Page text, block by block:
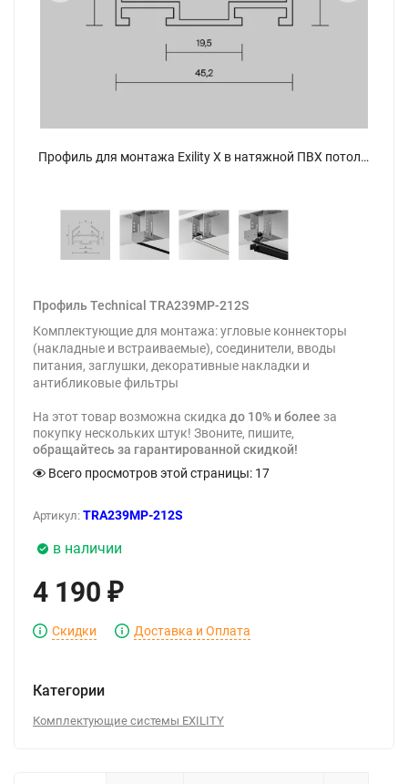
Профиль для монтажа Exility X в натяжной ПВХ потолок, 2м (Серебро) TRA239MP-212S - фото
Профиль Technical TRA239MP-212S
Комплектующие для монтажа: угловые коннекторы
(накладные и встраиваемые), соединители, вводы
питания, заглушки, декоративные накладки и
антибликовые фильтры
На этот товар возможна скидка до 10% и более за
покупку нескольких штук! Звоните, пишите,
обращайтесь за гарантированной скидкой!
Всего просмотров этой страницы: 17
Артикул: TRA239MP-212S
в наличии
4 190 ₽
Скидки Доставка и Оплата
Категории
Комплектующие системы EXILITY